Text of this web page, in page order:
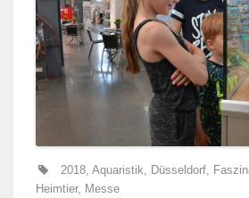
2018, Aquaristik Düsseldorf,
Heimtier, Messe